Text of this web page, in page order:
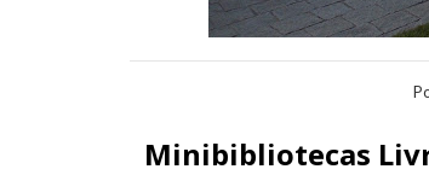
Minibibliotecas